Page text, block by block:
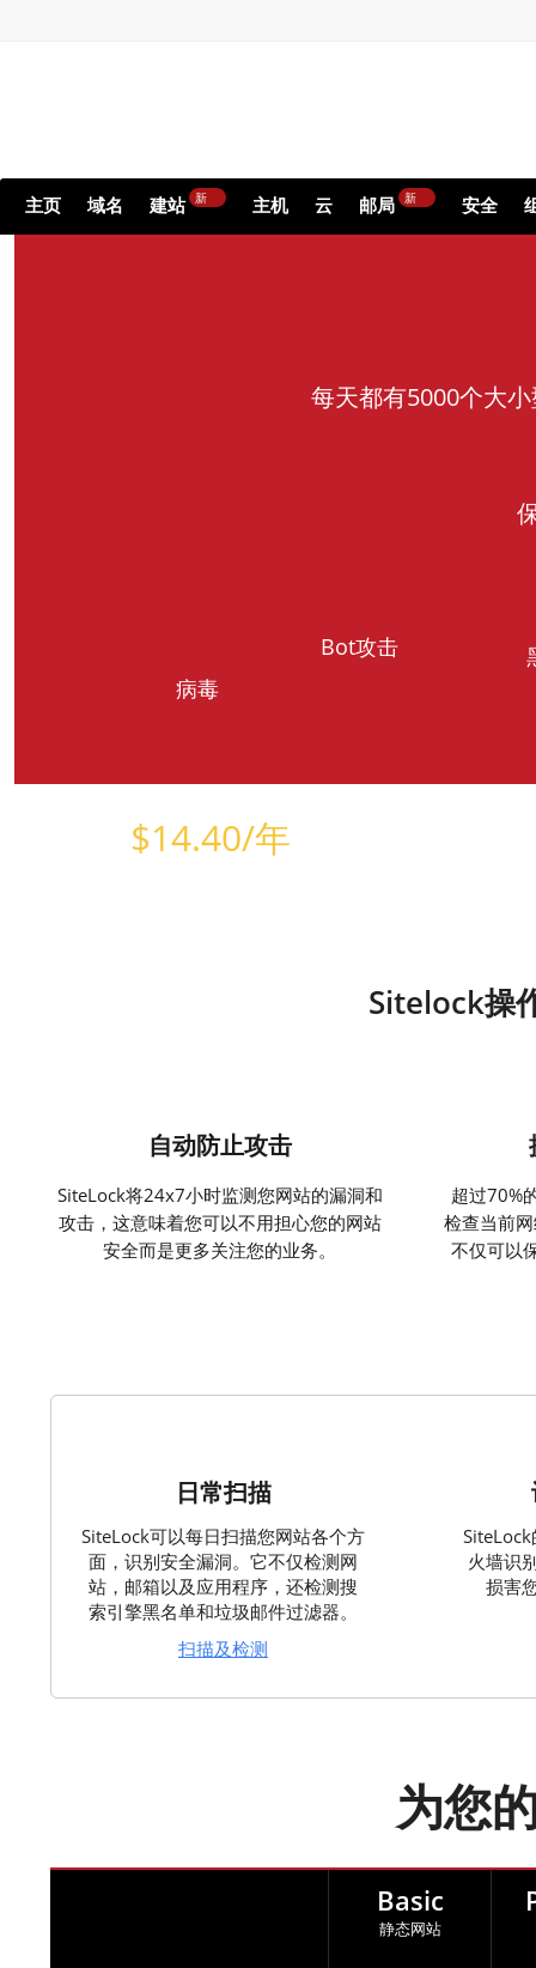
主页 域名 建站 新 主机 云 邮局 新 安全
每天都有5000个大
病毒
Bot攻击
$14.40/年
Sitelock操
自动防止攻击
SiteLock将24x7小时监测您网站的漏洞和
攻击，这意味着您可以不用担心您的网站
安全而是更多关注您的业务。
超过70%
检查当前
不仅可以
日常扫描
SiteLock可以每日扫描您网站各个方
面，识别安全漏洞。它不仅检测网
站，邮箱以及应用程序，还检测搜
索引擎黑名单和垃圾邮件过滤器。
扫描及检测
火墙识
损害
为您
Basic
静态网站